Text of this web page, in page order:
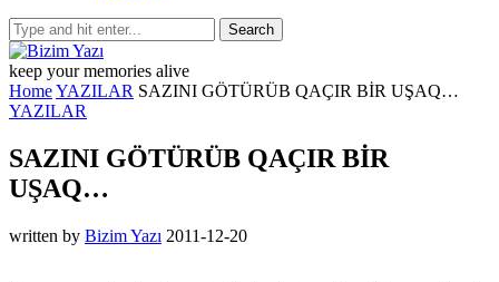
keep your memories alive
HomeYAZILAR SAZINI GÖTÜRÜB QAÇIR BİR UŞAQ…
YAZILAR
SAZINI GÖTÜRÜB QAÇIR BİR
UŞAQ…
written by Bizim Yazı 2011-12-20